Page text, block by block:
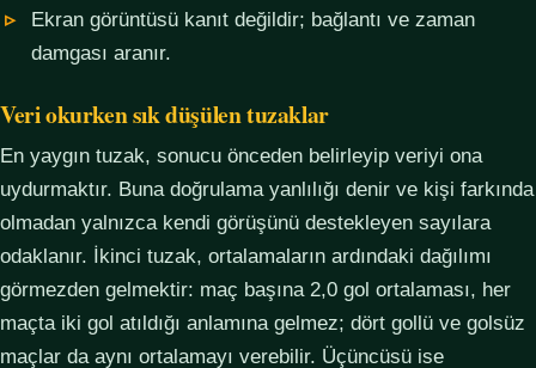
Ekran görüntüsü kanıt değildir; bağlantı ve zaman
damgası aranır.
Veri okurken sık düşülen tuzaklar
En yaygın tuzak, sonucu önceden belirleyip veriyi ona
uydurmaktır. Buna doğrulama yanlılığı denir ve kişi farkında
olmadan yalnızca kendi görüşünü destekleyen sayılara
odaklanır. İkinci tuzak, ortalamaların ardındaki dağılımı
görmezden gelmektir: maç başına 2,0 gol ortalaması, her
maçta iki gol atıldığı anlamına gelmez; dört gollü ve golsüz
maçlar da aynı ortalamayı verebilir. Üçüncüsü ise